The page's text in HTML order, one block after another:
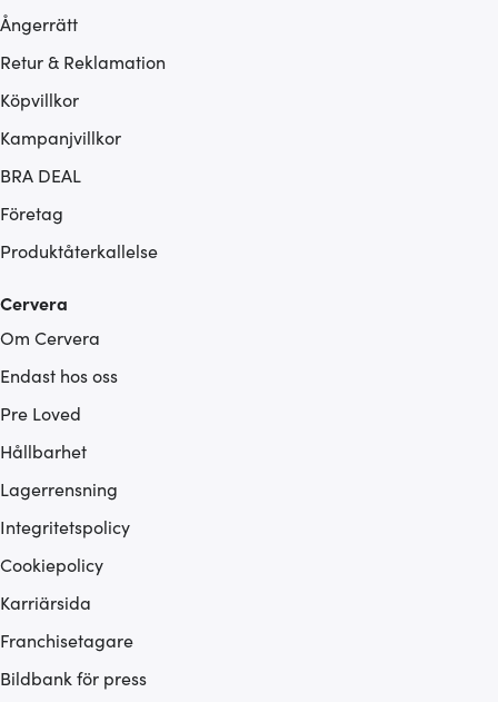
Ångerrätt
Retur & Reklamation
Köpvillkor
Kampanjvillkor
BRA DEAL
Företag
Produktåterkallelse
Cervera
Om Cervera
Endast hos oss
Pre Loved
Hållbarhet
Lagerrensning
Integritetspolicy
Cookiepolicy
Karriärsida
Franchisetagare
Bildbank för press